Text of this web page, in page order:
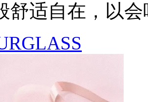
舒适自在，以